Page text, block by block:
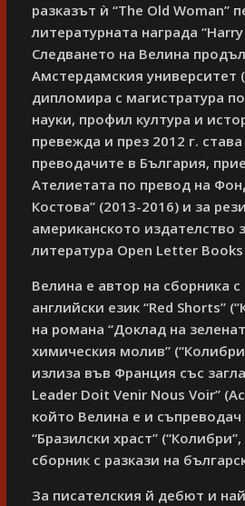
разказът ѝ “The Old Woman”
литературната награда
Следването на Велина
Амстердамския университет
дипломира с магистратура
науки, профил култура и
превежда и през 2012 г.
преводачите в България,
Ателиетата по превод на
Костова” (2013-2016) и за
американското издателство
литература Open Letter Books
Велина е автор на сборника с
английски език “Red Shorts”
на романа “Доклад на
химическия молив”
излиза във Франция със
Leader Doit Venir Nous Voir”
който Велина е и съпреводач
“Бразилски храст”
сборник с разкази на
За писателския й дебют и